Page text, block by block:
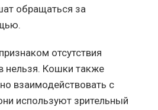
обращаться за
отсутствия
нельзя. Кошки также
взаимодействовать с
используют зрительный